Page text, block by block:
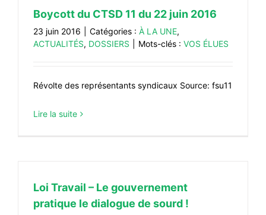
Boycott du CTSD 11 du 22 juin 2016
23 juin 2016 Catégories : À LA UNE,
ACTUALITÉS, DOSSIERS Mots-clés : VOS ÉLUES
Révolte des représentants syndicaux Source: fsu11
Lire la suite
Loi Travail – Le gouvernement
pratique le dialogue de sourd !